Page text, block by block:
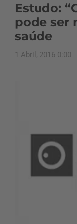
Estudo:
pode ser
saúde
1 Abril, 2016 0:00